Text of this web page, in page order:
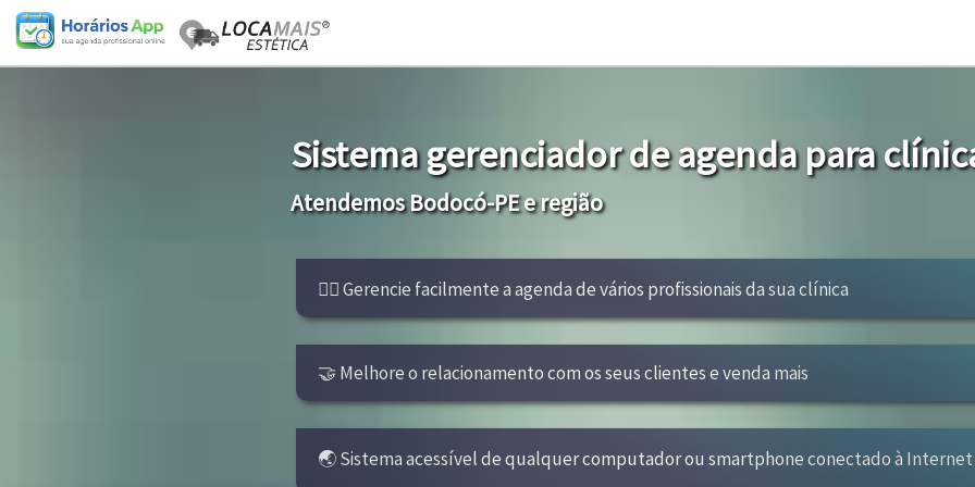
Sistema gerenciador de agenda para
Atendemos Bodocó-PE e região
👩‍⚕ Gerencie facilmente a agenda de vários profissionais da sua clínica
🤝 Melhore o relacionamento com os seus clientes e venda mais
🌏 Sistema acessível de qualquer computador ou smartphone conectado à Internet